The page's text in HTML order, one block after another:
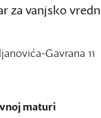
za vanjsko
Gavrana 11
maturi